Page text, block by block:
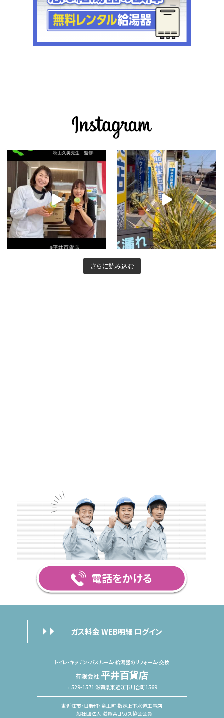
さらに読み込む
ガス料金 WEB明細 ログイン
トイレ・キッチン・バスルーム・給湯器のリフォーム・交換
有限会社 平井百貨店
〒529-1571 滋賀県東近江市川合町1569
東近江市・日野町・竜王町 指定上下水道工事店
一般社団法人 滋賀県LPガス協会会員